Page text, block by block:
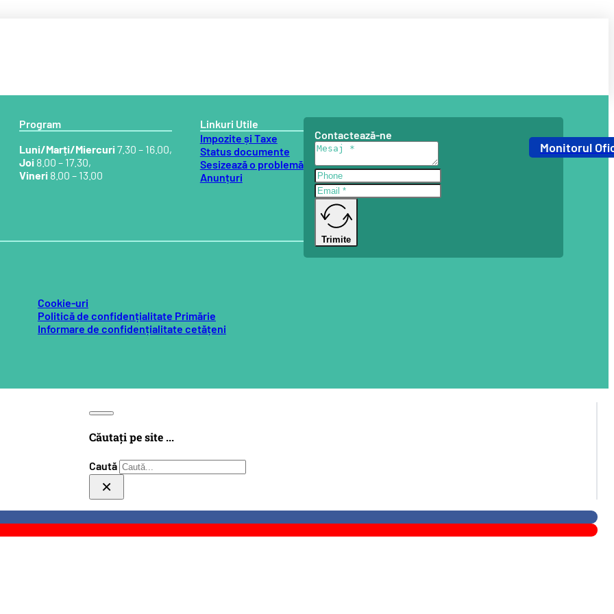
Căutați pe site ...
Caută
×
Monitorul
Program
Luni/Marți/Miercuri7.30 – 16.00,
Joi8.00 – 17.30,
Vineri8.00 – 13.00
Linkuri Utile
Impozite și Taxe
Status documente
Sesizează o problemă
Anunțuri
Cookie-uri
Politică de confidențialitate Primărie
Informare de confidențialitate cetățeni
Contactează-ne
Trimite